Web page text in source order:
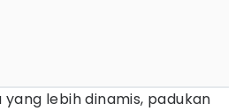
yang lebih dinamis, padukan